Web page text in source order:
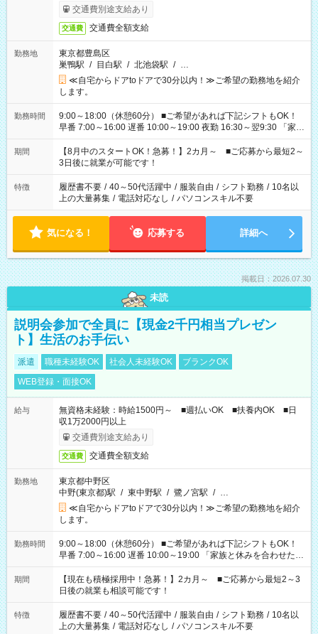
交通費別途支給あり
交通費 交通費全額支給
勤務地
東京都豊島区
巣鴨駅 / 目白駅 / 北池袋駅 / …
≪自宅からドアtoドアで30分以内！≫ご希望の勤務地を紹介
します。
勤務時間
9:00～18:00（休憩60分） ■ご希望があれば下記シフトもOK！
早番 7:00～16:00 遅番 10:00～19:00 夜勤 16:30～翌9:30 「家族
と休みを合わせたい」 「余裕を持って夕飯の準備がしたい」
「できれば残業はしたくない」 など、ご希望を教えてください
ね。 ※Wワーク希望の方へ 今ご覧のお仕事で希望する勤務時間
と、もう1つのお仕事の勤務時間。 合計で週40時間を超える場
合は応募できません。
期間
【8月中のスタートOK！急募！】2カ月～ ■ご応募から最短2～
3日後に就業が可能です！
特徴 履歴書不要 / 40～50代活躍中 / 服装自由 / シフト勤務 / 10名以
上の大量募集 / 電話対応なし / パソコンスキル不要
気になる！ 応募する 詳細へ
掲載日：2026.07.30
未読
説明会参加で全員に【現金2千円相当プレゼン
ト】生活のお手伝い
派遣 職種未経験OK 社会人未経験OK
ブランクOK
WEB登録・面接OK
給与
無資格未経験：時給1500円～ ■週払いOK ■扶養内OK ■日
収1万2000円以上
交通費別途支給あり
交通費 交通費全額支給
勤務地
東京都中野区
中野(東京都)駅 / 東中野駅 / 鷺ノ宮駅 / …
≪自宅からドアtoドアで30分以内！≫ご希望の勤務地を紹介
します。
勤務時間
9:00～18:00（休憩60分） ■ご希望があれば下記シフトもOK！
早番 7:00～16:00 遅番 10:00～19:00 「家族と休みを合わせた
い」 「余裕を持って夕飯の準備がしたい」 「できれば残業はし
たくない」 など、ご希望を教えてくださいね。 ※Wワーク希望
の方へ 今ご覧のお仕事で希望する勤務時間と、もう1つのお仕事
の勤務時間。 合計で週40時間を超える場合は応募できません。
期間
【現在も積極採用中！急募！】2カ月～ ■ご応募から最短2～3
日後の就業も相談可能です！
特徴 履歴書不要 / 40～50代活躍中 / 服装自由 / シフト勤務 / 10名以
上の大量募集 / 電話対応なし / パソコンスキル不要